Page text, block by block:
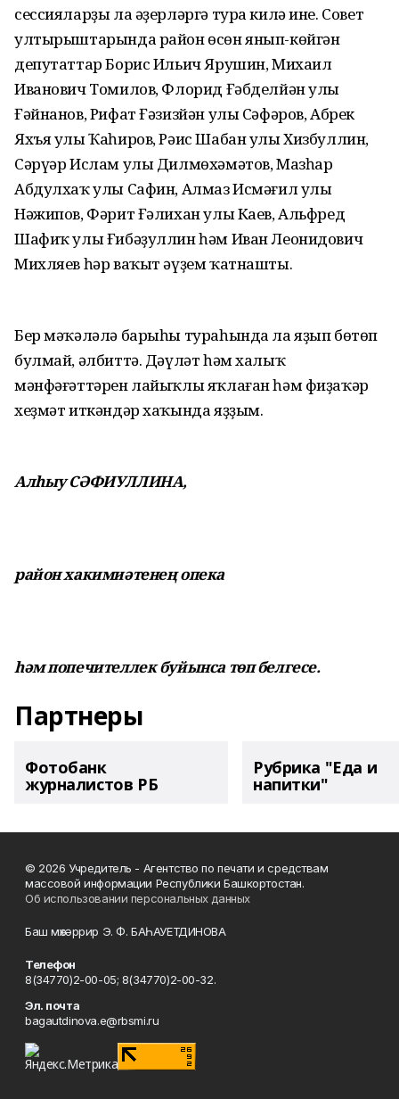
сессияларҙы ла әҙерләргә тура килә ине. Совет
ултырыштарында район өсөн янып-көйгән
депутаттар Борис Ильич Ярушин, Михаил
Иванович Томилов, Флорид Ғәбделйән улы
Ғәйнанов, Рифат Ғәзизйән улы Сәфәров, Абрек
Яхъя улы Ҡаһиров, Рәис Шабан улы Хизбуллин,
Сәрүәр Ислам улы Дилмөхәмәтов, Мазһар
Абдулхаҡ улы Сафин, Алмаз Исмәғил улы
Нәжипов, Фәрит Ғәлихан улы Каев, Альфред
Шафиҡ улы Ғибәҙуллин һәм Иван Леонидович
Михляев һәр ваҡыт әүҙем ҡатнашты.
Бер мәҡәләлә барыһы тураһында ла яҙып бөтөп
булмай, әлбиттә. Дәүләт һәм халыҡ
мәнфәғәттәрен лайыҡлы яҡлаған һәм фиҙаҡәр
хеҙмәт иткәндәр хаҡында яҙҙым.
Алһыу СӘФИУЛЛИНА,
район хакимиәтенең опека
һәм попечителлек буйынса төп белгесе.
Партнеры
Фотобанк
журналистов РБ
Рубрика "Еда и
напитки"
© 2026 Учредитель - Агентство по печати и средствам
массовой информации Республики Башкортостан.
Об использовании персональных данных
Баш мөхәррир Э. Ф. БАҺАУЕТДИНОВА
Телефон
8(34770)2-00-05; 8(34770)2-00-32.
Эл. почта
bagautdinova.e@rbsmi.ru